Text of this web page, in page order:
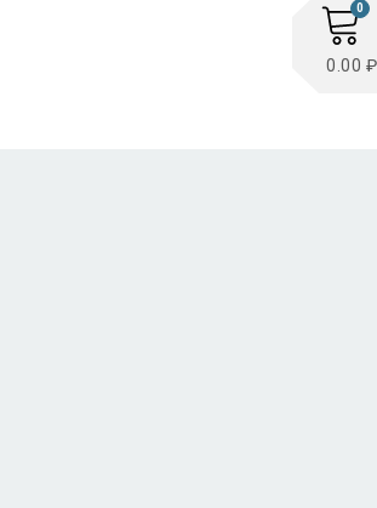
0
0.00 ₽